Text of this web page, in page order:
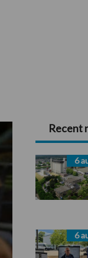
Sidebar
Recent
6
6